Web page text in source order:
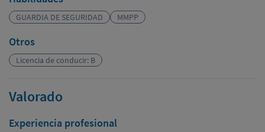
GUARDIA DE SEGURIDAD MMPP
Otros
Licencia de conducir: B
Valorado
Experiencia profesional